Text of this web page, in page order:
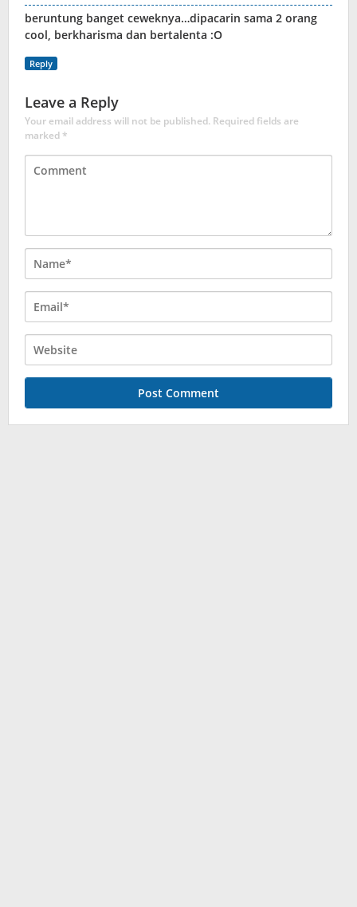
beruntung banget ceweknya…dipacarin sama 2 orang
cool, berkharisma dan bertalenta :O
Reply
Leave a Reply
Your email address will not be published. Required fields are
marked*